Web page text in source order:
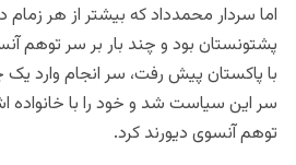
اما سردار محمدداد که بیشتر از هر زمام
پشتونستان بود و چند بار بر سر توهم
سر این سیاست شد و خود را با خانواده
توهم آنسوی دیورند کرد.